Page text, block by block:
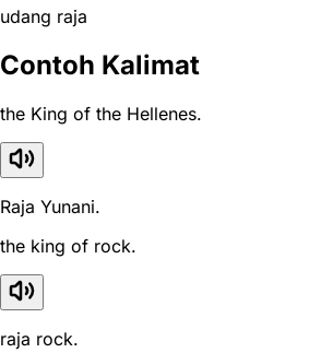
udang raja
Contoh Kalimat
the King of the Hellenes.
Raja Yunani.
the king of rock.
raja rock.